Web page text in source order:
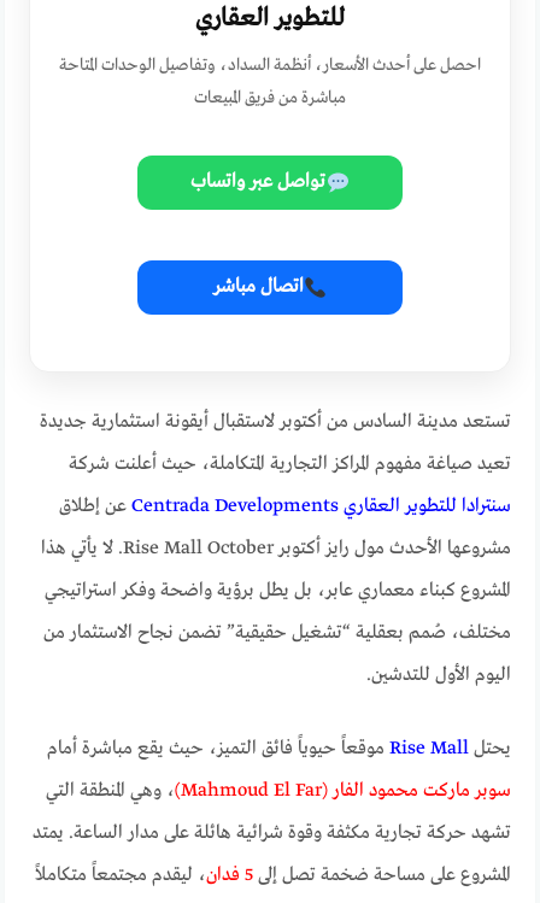
للتطوير العقاري
احصل على أحدث الأسعار، أنظمة السداد، وتفاصيل الوحدات المتاحة
مباشرة من فريق المبيعات
تواصل عبر واتساب
اتصال مباشر
تستعد مدينة السادس من أكتوبر لاستقبال أيقونة استثمارية جديدة
تعيد صياغة مفهوم المراكز التجارية المتكاملة، حيث أعلنت شركة
سنترادا للتطوير العقاري Centrada Developments
عن إطلاق
مشروعها الأحدث مول رايز أكتوبر Rise Mall October. لا يأتي هذا
المشروع كبناء معماري عابر، بل يطل برؤية واضحة وفكر استراتيجي
مختلف، صُمم بعقلية “تشغيل حقيقية” تضمن نجاح الاستثمار من
اليوم الأول للتدشين.
يحتلRise Mall موقعاً حيوياً فائق التميز، حيث يقع مباشرة أمام
سوبر ماركت محمود الفار (Mahmoud El Far)
، وهي المنطقة التي
تشهد حركة تجارية مكثفة وقوة شرائية هائلة على مدار الساعة. يمتد
المشروع على مساحة ضخمة تصل إلى5 فدان
، ليقدم مجتمعاً متكاملاً